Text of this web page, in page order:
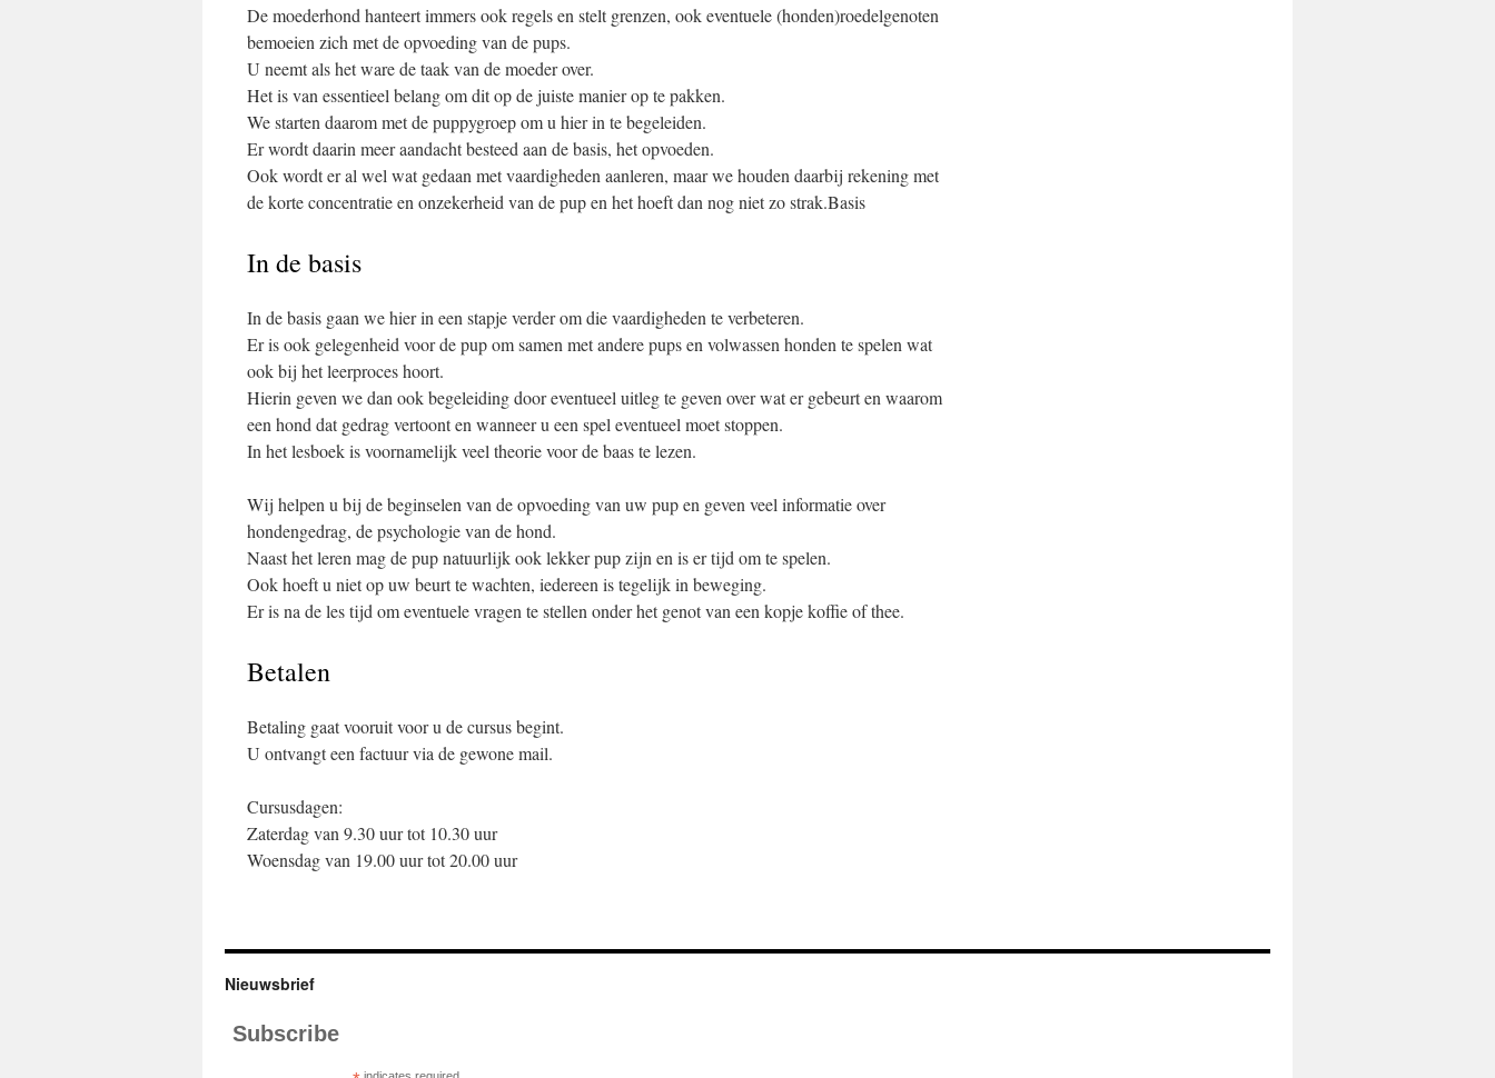
De moederhond hanteert immers ook regels en stelt grenzen, ook eventuele (honden)roedelgenoten
bemoeien zich met de opvoeding van de pups.
U neemt als het ware de taak van de moeder over.
Het is van essentieel belang om dit op de juiste manier op te pakken.
We starten daarom met de puppygroep om u hier in te begeleiden.
Er wordt daarin meer aandacht besteed aan de basis, het opvoeden.
Ook wordt er al wel wat gedaan met vaardigheden aanleren, maar we houden daarbij rekening met
de korte concentratie en onzekerheid van de pup en het hoeft dan nog niet zo strak.Basis
In de basis
In de basis gaan we hier in een stapje verder om die vaardigheden te verbeteren.
Er is ook gelegenheid voor de pup om samen met andere pups en volwassen honden te spelen wat
ook bij het leerproces hoort.
Hierin geven we dan ook begeleiding door eventueel uitleg te geven over wat er gebeurt en waarom
een hond dat gedrag vertoont en wanneer u een spel eventueel moet stoppen.
In het lesboek is voornamelijk veel theorie voor de baas te lezen.
Wij helpen u bij de beginselen van de opvoeding van uw pup en geven veel informatie over
hondengedrag, de psychologie van de hond.
Naast het leren mag de pup natuurlijk ook lekker pup zijn en is er tijd om te spelen.
Ook hoeft u niet op uw beurt te wachten, iedereen is tegelijk in beweging.
Er is na de les tijd om eventuele vragen te stellen onder het genot van een kopje koffie of thee.
Betalen
Betaling gaat vooruit voor u de cursus begint.
U ontvangt een factuur via de gewone mail.
Cursusdagen:
Zaterdag van 9.30 uur tot 10.30 uur
Woensdag van 19.00 uur tot 20.00 uur
Nieuwsbrief
Subscribe